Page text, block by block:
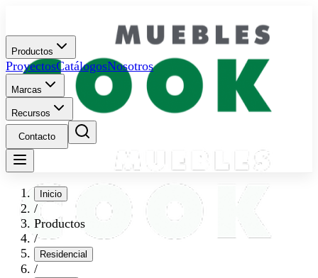
Productos
ProyectosCatálogosNosotros
Marcas
Recursos
Contacto
Inicio
/
Productos
/
Residencial
/